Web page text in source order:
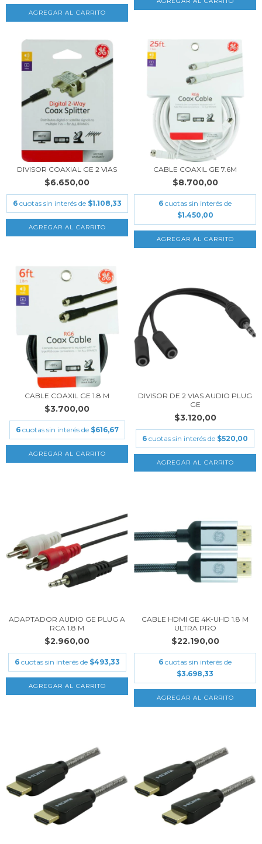
DIVISOR COAXIAL GE 2 VIAS
$6.650,00
6 cuotas sin interés de $1.108,33
CABLE COAXIL GE 7.6M
$8.700,00
6 cuotas sin interés de
$1.450,00
CABLE COAXIL GE 1.8 M
$3.700,00
6 cuotas sin interés de $616,67
DIVISOR DE 2 VIAS AUDIO PLUG
GE
$3.120,00
6 cuotas sin interés de $520,00
ADAPTADOR AUDIO GE PLUG A
RCA 1.8 M
$2.960,00
6 cuotas sin interés de $493,33
CABLE HDMI GE 4K-UHD 1.8 M
ULTRA PRO
$22.190,00
6 cuotas sin interés de
$3.698,33